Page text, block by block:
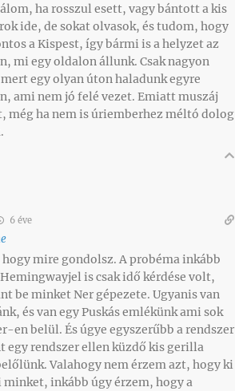
ha rosszul esett, vagy bántott a kis
ide, de sokat olvasok, és tudom, hogy
a Kispest, így bármi is a helyzet az
mi egy oldalon állunk. Csak nagyon
egy olyan úton haladunk egyre
ami nem jó felé vezet. Emiatt muszáj
még ha nem is úriemberhez méltó dolog
6 éve
mire gondolsz. A probéma inkább
is csak idő kérdése volt,
be minket Ner gépezete. Ugyanis van
és van egy Puskás emlékünk ami sok
en belül. És úgye egyszerűbb a rendszer
egy rendszer ellen küzdő kis gerilla
Valahogy nem érzem azt, hogy ki
minket, inkább úgy érzem, hogy a